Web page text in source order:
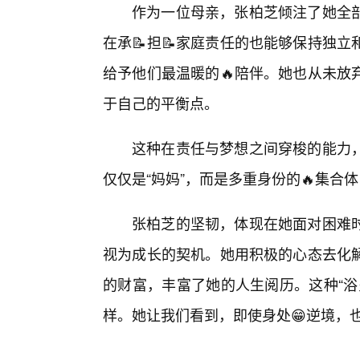
作为一位母亲，张柏芝倾注了她全
在承📝担📝家庭责任的也能够保持独
给予他们最温暖的🔥陪伴。她也从未
于自己的平衡点。
这种在责任与梦想之间穿梭的能力
仅仅是“妈妈”，而是多重身份的🔥集合
张柏芝的坚韧，体现在她面对困
视为成长的契机。她用积极的心态去
的财富，丰富了她的人生阅历。这种“
样。她让我们看到，即使身处😁逆境，